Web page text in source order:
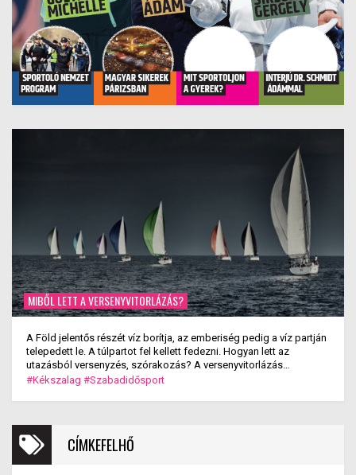
MIBŐL LETT A VERSENYVITORLÁZÁS?
A Föld jelentős részét víz borítja, az emberiség pedig a víz partján
telepedett le. A túlpartot fel kellett fedezni. Hogyan lett az
utazásból versenyzés, szórakozás? A versenyvitorlázás
kialakulása.
#Kékszalag #Szabadidősport
CÍMKEFELHŐ